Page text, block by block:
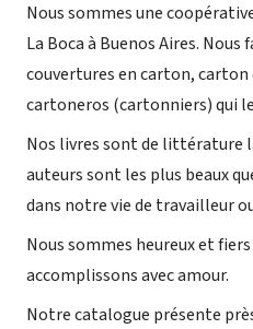
Nous sommes une
La Boca à Buenos Aires. Nous
couvertures en carton, carton
cartoneros (cartonniers) qui
Nos livres sont de littérature
auteurs sont les plus beaux
dans notre vie de travailleur
Nous sommes heureux et
accomplissons avec amour.
Notre catalogue présente